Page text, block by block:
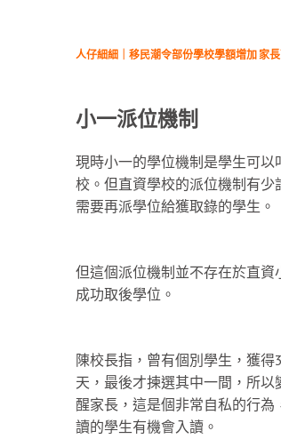
人仔細細｜移民潮令部份學校學額增加 家
小一派位機制
現時小一的學位機制是學生可
校。但直資學校的派位機制有
需要再派學位給獲取錄的學生。
但這個派位機制並不存在於直
成功取後學位。
陳校長指，曾有個別學生，獲
天，最後才揀選其中一間，所
醒家長，這是個非常自私的行
讀的學生有機會入讀。